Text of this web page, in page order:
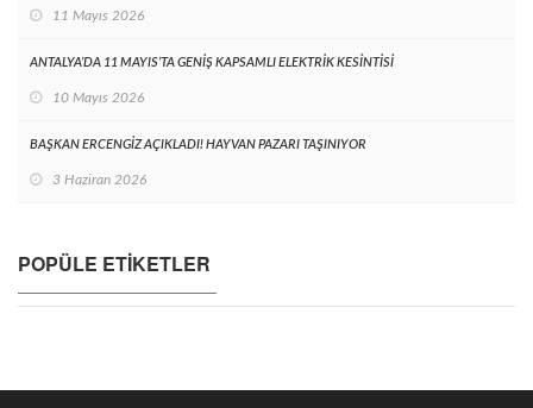
11 Mayıs 2026
ANTALYA’DA 11 MAYIS’TA GENİŞ KAPSAMLI ELEKTRİK KESİNTİSİ
10 Mayıs 2026
BAŞKAN ERCENGİZ AÇIKLADI! HAYVAN PAZARI TAŞINIYOR
3 Haziran 2026
POPÜLE ETIKETLER